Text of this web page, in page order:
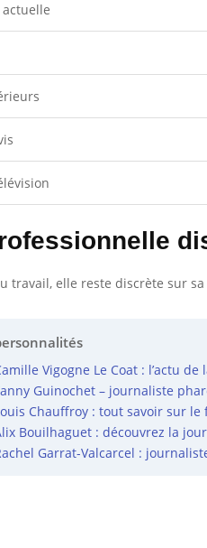
travail, elle reste discrète sur
Vigogne Le Coat : l’actu
Guinochet – journaliste
Chauffroy : tout savoir sur le
Bouilhaguet : découvrez la
Garrat-Valcarcel :